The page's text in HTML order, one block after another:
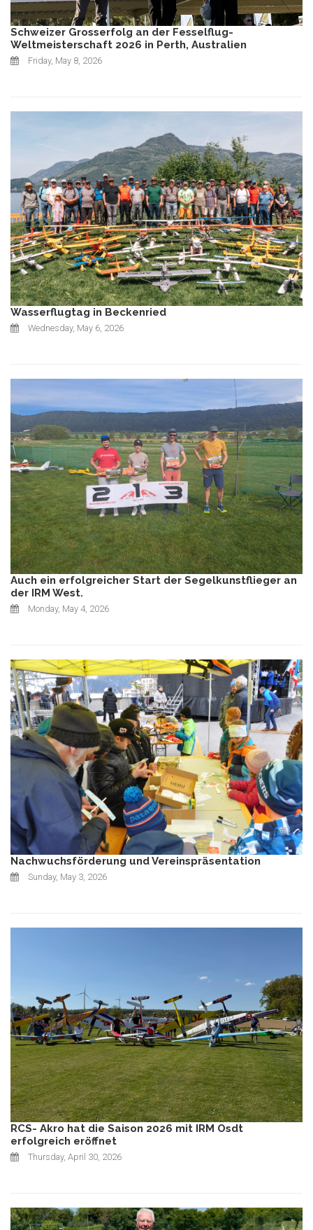
Schweizer Grosserfolg an der Fesselflug-
Weltmeisterschaft 2026 in Perth, Australien
Friday, May 8, 2026
Wasserflugtag in Beckenried
Wednesday, May 6, 2026
Auch ein erfolgreicher Start der Segelkunstflieger an
der IRM West.
Monday, May 4, 2026
Nachwuchsförderung und Vereinspräsentation
Sunday, May 3, 2026
RCS- Akro hat die Saison 2026 mit IRM Osdt
erfolgreich eröffnet
Thursday, April 30, 2026